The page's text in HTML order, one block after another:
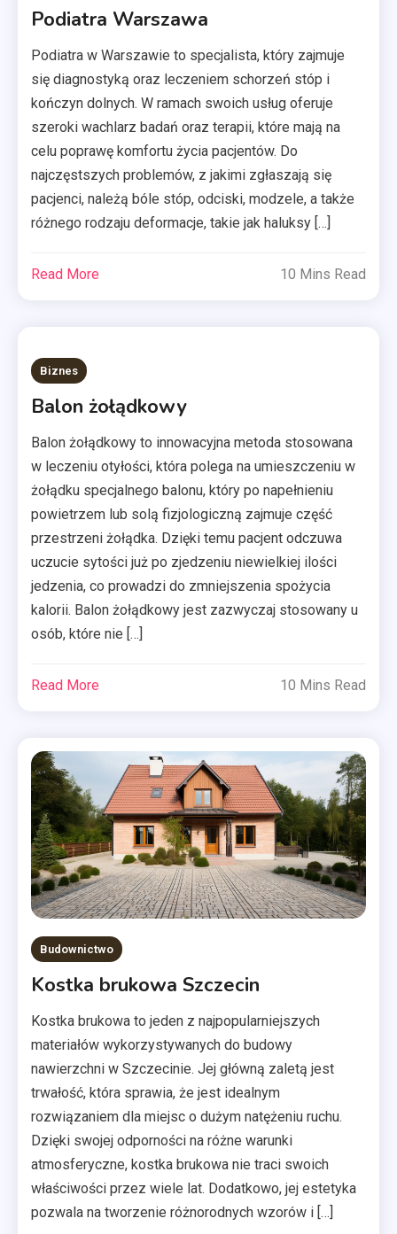
Podiatra Warszawa
Podiatra w Warszawie to specjalista, który zajmuje
się diagnostyką oraz leczeniem schorzeń stóp i
kończyn dolnych. W ramach swoich usług oferuje
szeroki wachlarz badań oraz terapii, które mają na
celu poprawę komfortu życia pacjentów. Do
najczęstszych problemów, z jakimi zgłaszają się
pacjenci, należą bóle stóp, odciski, modzele, a także
różnego rodzaju deformacje, takie jak haluksy […]
Read More 10 Mins Read
Biznes
Balon żołądkowy
Balon żołądkowy to innowacyjna metoda stosowana
w leczeniu otyłości, która polega na umieszczeniu w
żołądku specjalnego balonu, który po napełnieniu
powietrzem lub solą fizjologiczną zajmuje część
przestrzeni żołądka. Dzięki temu pacjent odczuwa
uczucie sytości już po zjedzeniu niewielkiej ilości
jedzenia, co prowadzi do zmniejszenia spożycia
kalorii. Balon żołądkowy jest zazwyczaj stosowany u
osób, które nie […]
Read More 10 Mins Read
Budownictwo
Kostka brukowa Szczecin
Kostka brukowa to jeden z najpopularniejszych
materiałów wykorzystywanych do budowy
nawierzchni w Szczecinie. Jej główną zaletą jest
trwałość, która sprawia, że jest idealnym
rozwiązaniem dla miejsc o dużym natężeniu ruchu.
Dzięki swojej odporności na różne warunki
atmosferyczne, kostka brukowa nie traci swoich
właściwości przez wiele lat. Dodatkowo, jej estetyka
pozwala na tworzenie różnorodnych wzorów i […]